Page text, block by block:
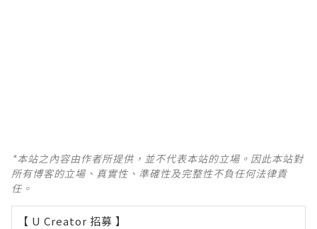
*本站之內容由作者所提供，並不代表本站的立場。因此本站對
所有博客的立場、真實性、準確性及完整性不負任何法律責
任。
【 U Creator 招募 】